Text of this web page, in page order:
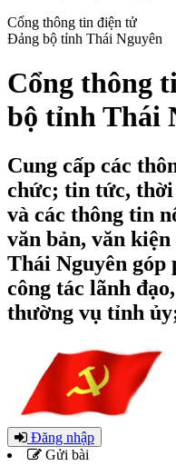
Cổng thông tin điện tử
Đảng bộ tỉnh Thái Nguyên
Cổng thông
bộ tỉnh Thái
Cung cấp các
chức; tin tức,
và các thông tin
văn bản, văn
Thái Nguyên góp
công tác lãnh
thường vụ tỉnh
Đăng nhập
Gửi bài